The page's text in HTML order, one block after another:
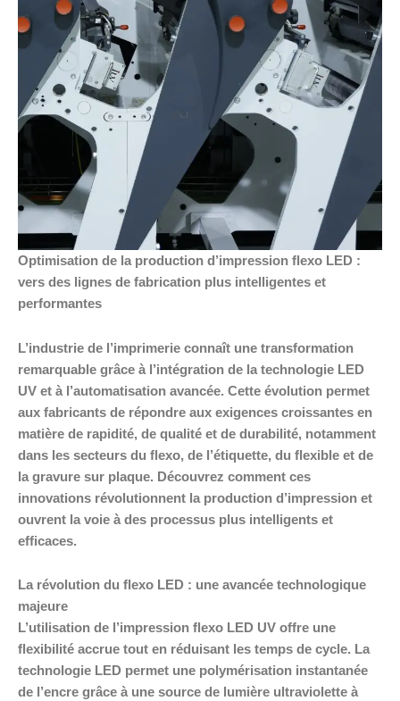
Optimisation de la production d’impression flexo LED :
vers des lignes de fabrication plus intelligentes et
performantes
L’industrie de l’imprimerie connaît une transformation
remarquable grâce à l’intégration de la technologie LED
UV et à l’automatisation avancée. Cette évolution permet
aux fabricants de répondre aux exigences croissantes en
matière de rapidité, de qualité et de durabilité, notamment
dans les secteurs du flexo, de l’étiquette, du flexible et de
la gravure sur plaque. Découvrez comment ces
innovations révolutionnent la production d’impression et
ouvrent la voie à des processus plus intelligents et
efficaces.
La révolution du flexo LED : une avancée technologique
majeure
L’utilisation de l’impression flexo LED UV offre une
flexibilité accrue tout en réduisant les temps de cycle. La
technologie LED permet une polymérisation instantanée
de l’encre grâce à une source de lumière ultraviolette à